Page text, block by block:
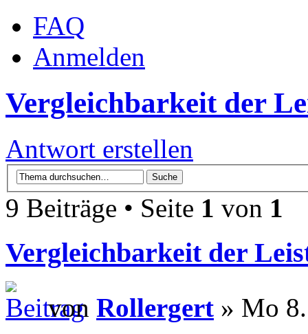
FAQ
Anmelden
Vergleichbarkeit der
Antwort erstellen
9 Beiträge • Seite 1 von 1
Vergleichbarkeit der
von Rollergert » Mo